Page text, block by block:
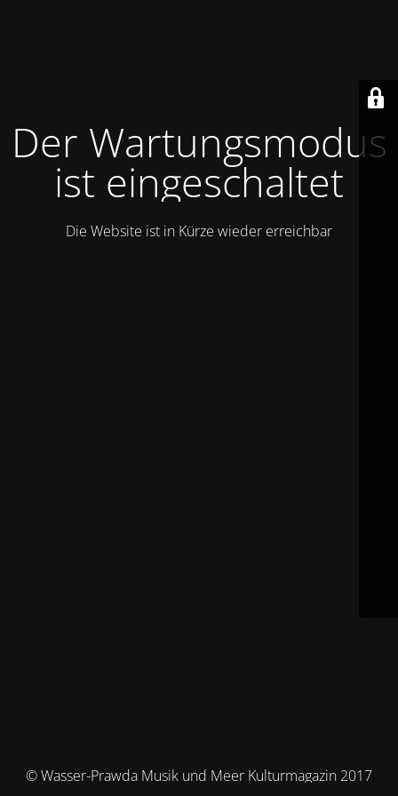
Der Wartungsmodus
ist eingeschaltet
Die Website ist in Kürze wieder erreichbar
© Wasser-Prawda Musik und Meer Kulturmagazin 2017